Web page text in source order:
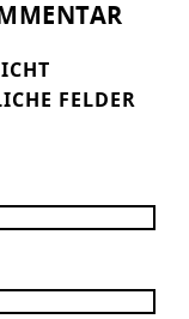
FELDER